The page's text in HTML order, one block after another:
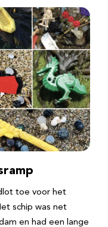
toe voor het
schip was net
en had een lange